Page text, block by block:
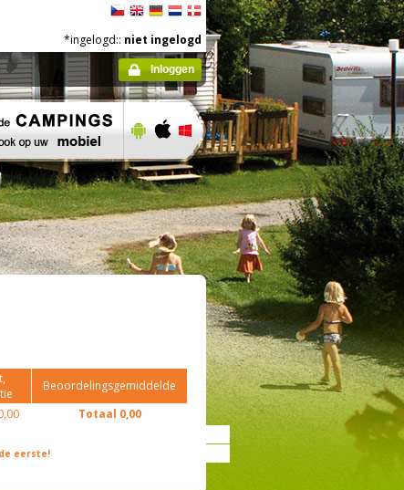
*ingelogd:: niet ingelogd
Inloggen
Beoordelingsgemiddelde
Totaal 0,00
eerste!